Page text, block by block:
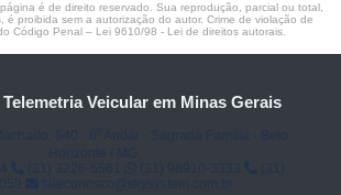
é de direito reservado. Sua reprodução, parcial ou total,
é proibida sem a autorização do autor. Crime de violação de
Código Penal – Lei 9610/98 - Lei de direitos autorais
Veicular em Minas Gerais